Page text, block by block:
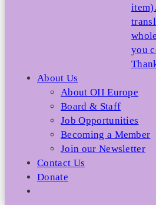
you
About Us
About OII Europe
Board & Staff
Job Opportunities
Becoming a Member
Join our Newsletter
Contact Us
Donate